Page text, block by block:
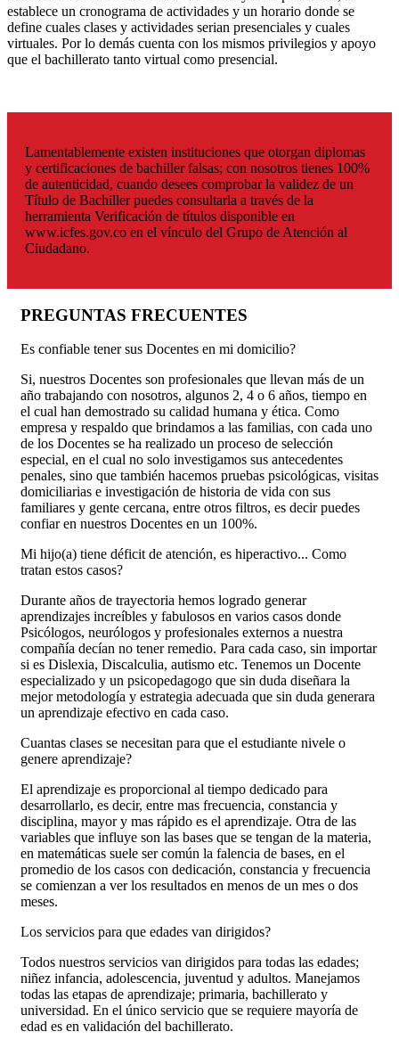
establece un cronograma de actividades y un horario donde se
define cuales clases y actividades serian presenciales y cuales
virtuales. Por lo demás cuenta con los mismos privilegios y apoyo
que el bachillerato tanto virtual como presencial.
Lamentablemente existen instituciones que otorgan diplomas
y certificaciones de bachiller falsas; con nosotros tienes 100%
de autenticidad, cuando desees comprobar la validez de un
Título de Bachiller puedes consultarla a través de la
herramienta Verificación de títulos disponible en
www.icfes.gov.co en el vínculo del Grupo de Atención al
Ciudadano.
PREGUNTAS FRECUENTES
Es confiable tener sus Docentes en mi domicilio?
Si, nuestros Docentes son profesionales que llevan más de un
año trabajando con nosotros, algunos 2, 4 o 6 años, tiempo en
el cual han demostrado su calidad humana y ética. Como
empresa y respaldo que brindamos a las familias, con cada uno
de los Docentes se ha realizado un proceso de selección
especial, en el cual no solo investigamos sus antecedentes
penales, sino que también hacemos pruebas psicológicas, visitas
domiciliarias e investigación de historia de vida con sus
familiares y gente cercana, entre otros filtros, es decir puedes
confiar en nuestros Docentes en un 100%.
Mi hijo(a) tiene déficit de atención, es hiperactivo... Como
tratan estos casos?
Durante años de trayectoria hemos logrado generar
aprendizajes increíbles y fabulosos en varios casos donde
Psicólogos, neurólogos y profesionales externos a nuestra
compañía decían no tener remedio. Para cada caso, sin importar
si es Dislexia, Discalculia, autismo etc. Tenemos un Docente
especializado y un psicopedagogo que sin duda diseñara la
mejor metodología y estrategia adecuada que sin duda generara
un aprendizaje efectivo en cada caso.
Cuantas clases se necesitan para que el estudiante nivele o
genere aprendizaje?
El aprendizaje es proporcional al tiempo dedicado para
desarrollarlo, es decir, entre mas frecuencia, constancia y
disciplina, mayor y mas rápido es el aprendizaje. Otra de las
variables que influye son las bases que se tengan de la materia,
en matemáticas suele ser común la falencia de bases, en el
promedio de los casos con dedicación, constancia y frecuencia
se comienzan a ver los resultados en menos de un mes o dos
meses.
Los servicios para que edades van dirigidos?
Todos nuestros servicios van dirigidos para todas las edades;
niñez infancia, adolescencia, juventud y adultos. Manejamos
todas las etapas de aprendizaje; primaria, bachillerato y
universidad. En el único servicio que se requiere mayoría de
edad es en validación del bachillerato.